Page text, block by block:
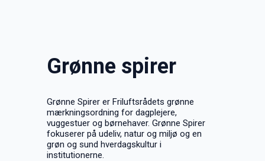
Grønne spirer
Grønne Spirer er Friluftsrådets grønne
mærkningsordning for dagplejere,
vuggestuer og børnehaver. Grønne Spirer
fokuserer på udeliv, natur og miljø og en
grøn og sund hverdagskultur i
institutionerne.